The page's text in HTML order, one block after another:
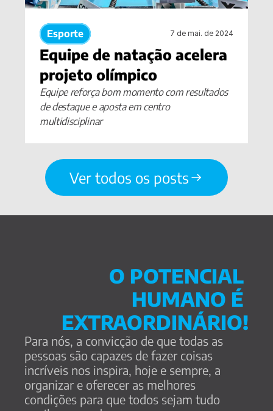
Ver todos os posts
Esporte 7 de mai. de 2024
Equipe de natação acelera
projeto olímpico
Equipe reforça bom momento com resultados
de destaque e aposta em centro
multidisciplinar
O POTENCIAL
HUMANO É
EXTRAORDINÁRIO!
Para nós, a convicção de que todas as
pessoas são capazes de fazer coisas
incríveis nos inspira, hoje e sempre, a
organizar e oferecer as melhores
condições para que todos sejam tudo